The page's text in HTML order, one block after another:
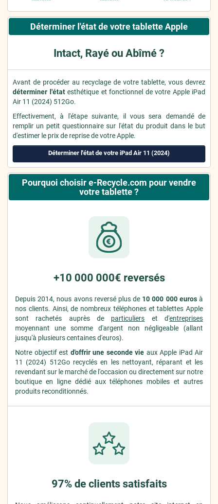
Déterminer l'état de votre tablette Apple
Intact, Rayé ou Abîmé ?
Avant de procéder au recyclage de votre tablette, vous devrez
déterminer l'étatesthétique et fonctionnel de votre Apple iPad
Air 11 (2024) 512Go.
Effectivement, à l'étape suivante, il vous sera demandé de
remplir un petit questionnaire sur l'état du produit dans le but
d'estimer le prix de reprise de votre Apple.
Déterminer l'état de votre iPad Air 11 (2024)
Pourquoi choisir e-Recycle.com pour vendre
votre tablette ?
+10 000 000€ reversés
Depuis 2014, nous avons reversé plus de 10 000 000 eurosà
nos clients. Ainsi, de nombreux téléphones et tablettes Apple
sont rachetés auprès de particuliers et d'entreprises
moyennant une somme d'argent non négligeable (allant
jusqu'à plusieurs centaines d'euros).
Notre objectif est d'offrir une seconde vie aux Apple iPad Air
11 (2024) 512Go recyclés en les nettoyant, réparant et les
revendant sur le marché de l'occasion ou directement sur notre
boutique en ligne dédié aux téléphones mobiles et autres
produits reconditionnés.
97% de clients satisfaits